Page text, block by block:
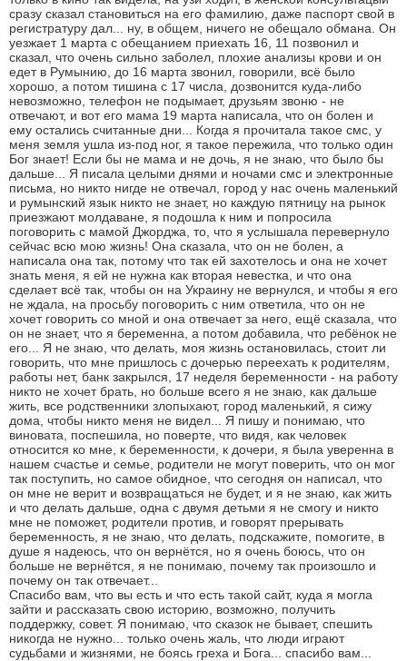
сразу сказал становиться на его фамилию, даже паспорт свой в
регистратуру дал... ну, в общем, ничего не обещало обмана. Он
уезжает 1 марта с обещанием приехать 16, 11 позвонил и
сказал, что очень сильно заболел, плохие анализы крови и он
едет в Румынию, до 16 марта звонил, говорили, всё было
хорошо, а потом тишина с 17 числа, дозвонится куда-либо
невозможно, телефон не подымает, друзьям звоню - не
отвечают, и вот его мама 19 марта написала, что он болен и
ему остались считанные дни... Когда я прочитала такое смс, у
меня земля ушла из-под ног, я такое пережила, что только один
Бог знает! Если бы не мама и не дочь, я не знаю, что было бы
дальше... Я писала целыми днями и ночами смс и электронные
письма, но никто нигде не отвечал, город у нас очень маленький
и румынский язык никто не знает, но каждую пятницу на рынок
приезжают молдаване, я подошла к ним и попросила
поговорить с мамой Джорджа, то, что я услышала перевернуло
сейчас всю мою жизнь! Она сказала, что он не болен, а
написала она так, потому что так ей захотелось и она не хочет
знать меня, я ей не нужна как вторая невестка, и что она
сделает всё так, чтобы он на Украину не вернулся, и чтобы я его
не ждала, на просьбу поговорить с ним ответила, что он не
хочет говорить со мной и она отвечает за него, ещё сказала, что
он не знает, что я беременна, а потом добавила, что ребёнок не
его... Я не знаю, что делать, моя жизнь остановилась, стоит ли
говорить, что мне пришлось с дочерью переехать к родителям,
работы нет, банк закрылся, 17 неделя беременности - на работу
никто не хочет брать, но больше всего я не знаю, как дальше
жить, все родственники злопыхают, город маленький, я сижу
дома, чтобы никто меня не видел... Я пишу и понимаю, что
виновата, поспешила, но поверте, что видя, как человек
относится ко мне, к беременности, к дочери, я была уверенна в
нашем счастье и семье, родители не могут поверить, что он мог
так поступить, но самое обидное, что сегодня он написал, что
он мне не верит и возвращаться не будет, и я не знаю, как жить
и что делать дальше, одна с двумя детьми я не смогу и никто
мне не поможет, родители против, и говорят прерывать
беременность, я не знаю, что делать, подскажите, помогите, в
душе я надеюсь, что он вернётся, но я очень боюсь, что он
больше не вернётся, я не понимаю, почему так произошло и
почему он так отвечает...
Спасибо вам, что вы есть и что есть такой сайт, куда я могла
зайти и рассказать свою историю, возможно, получить
поддержку, совет. Я понимаю, что сказок не бывает, спешить
никогда не нужно... только очень жаль, что люди играют
судьбами и жизнями, не боясь греха и Бога... спасибо вам...